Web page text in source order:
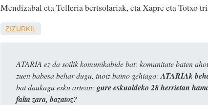
Mendizabal eta Telleria bertsolariak, eta Xapre eta Totxo
ZIZURKIL
ATARIA ez da soilik komunikabide bat: komunitate baten
zuen babesa behar dugu, inoiz baino gehiago: ATARIAk
bat daukagu esku artean: gure eskualdeko 28 herrietan
falta zara, bazatoz?